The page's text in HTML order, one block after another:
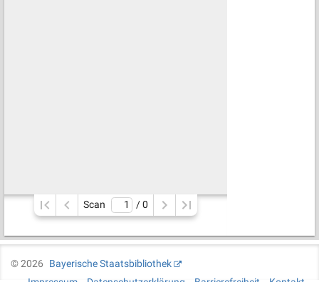
Scan / 0
©2026
Bayerische Staatsbibliothek